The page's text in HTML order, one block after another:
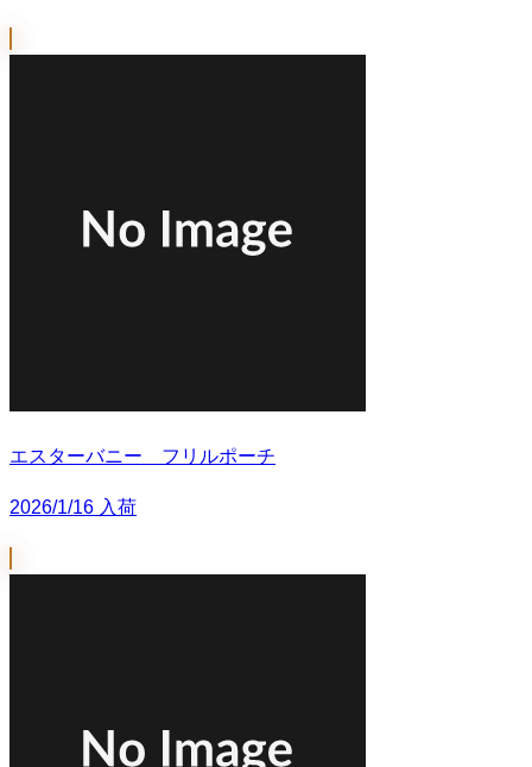
エスターバニー フリルポーチ
2026/1/16 入荷